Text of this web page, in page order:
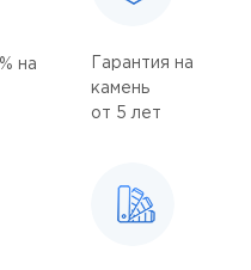
на
Гарантия на
камень
от 5 лет